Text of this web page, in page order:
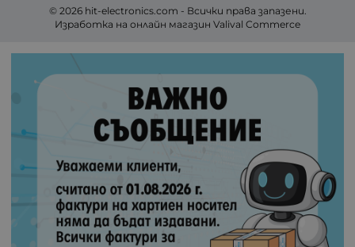
© 2026 hit-electronics.com - Всички права запазени.
Изработка на онлайн магазин Valival Commerce